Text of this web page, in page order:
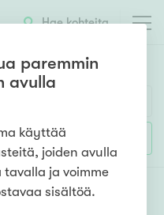
Hae kohteita
4h 5h+
Kouvola
paremmin
avulla
käyttää
joiden avulla
ja voimme
sisältöä.